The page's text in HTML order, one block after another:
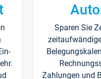
Sparen Sie
Zahlungen und